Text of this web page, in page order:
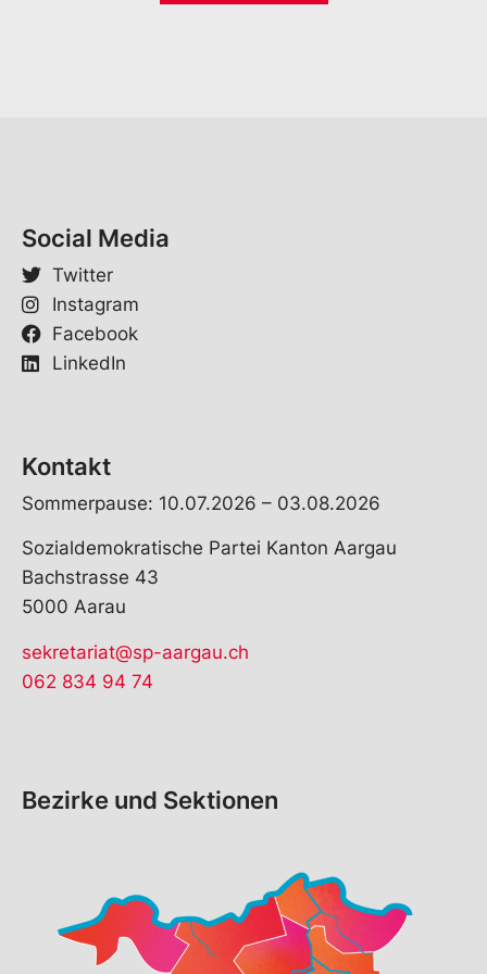
Social Media
Twitter
Instagram
Facebook
LinkedIn
Kontakt
Sommerpause: 10.07.2026 – 03.08.2026
Sozialdemokratische Partei Kanton Aargau
Bachstrasse 43
5000 Aarau
sekretariat@sp-aargau.ch
062 834 94 74
Bezirke und Sektionen